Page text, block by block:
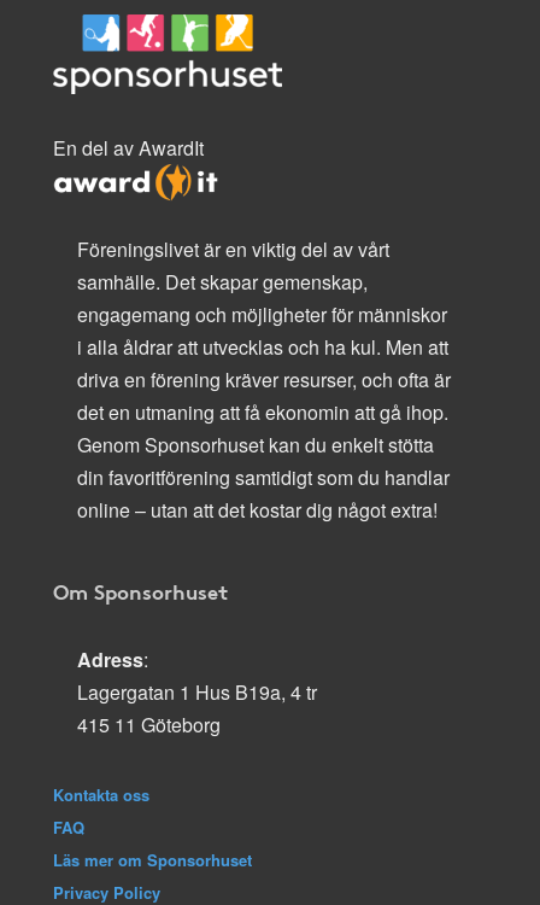
En del av AwardIt
Föreningslivet är en viktig del av vårt
samhälle. Det skapar gemenskap,
engagemang och möjligheter för människor
i alla åldrar att utvecklas och ha kul. Men att
driva en förening kräver resurser, och ofta är
det en utmaning att få ekonomin att gå ihop.
Genom Sponsorhuset kan du enkelt stötta
din favoritförening samtidigt som du handlar
online – utan att det kostar dig något extra!
Om Sponsorhuset
Adress:
Lagergatan 1 Hus B19a, 4 tr
415 11 Göteborg
Kontakta oss
FAQ
Läs mer om Sponsorhuset
Privacy Policy